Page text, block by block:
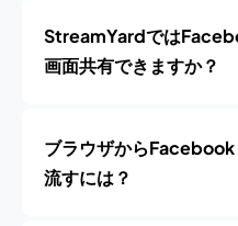
StreamYardでは
画面共有できますか？
ブラウザから
流すには？